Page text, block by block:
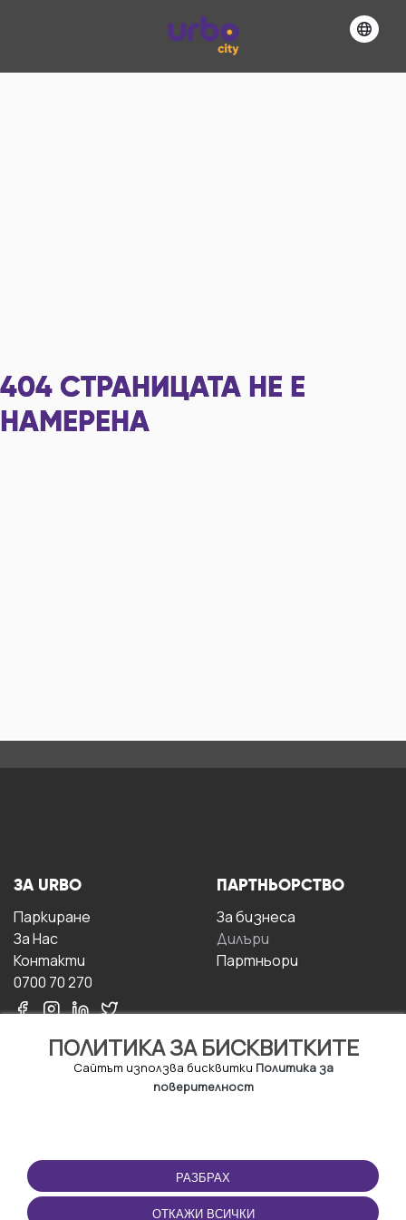
404 СТРАНИЦАТА НЕ Е
НАМЕРЕНА
ПОЛИТИКА ЗА БИСКВИТКИТЕ
Сайтът използва бисквитки Политика за
поверителност
РАЗБРАХ
ОТКАЖИ ВСИЧКИ
ЗА URBO
Паркиране
За Hас
Контакти
0700 70 270
ПАРТНЬОРСТВО
За бизнесa
Дилъри
Партньори
ПОЛЗВАНЕ
Правила и условия за
ползване
ПРИЛОЖЕНИЕТО